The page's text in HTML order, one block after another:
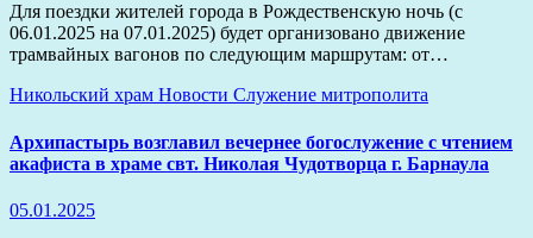
Для поездки жителей города в Рождественскую ночь (с
06.01.2025 на 07.01.2025) будет организовано движение
трамвайных вагонов по следующим маршрутам: от…
Никольский храм Новости Служение митрополита
Архипастырь возглавил вечернее богослужение с чтением
акафиста в храме свт. Николая Чудотворца г. Барнаула
05.01.2025